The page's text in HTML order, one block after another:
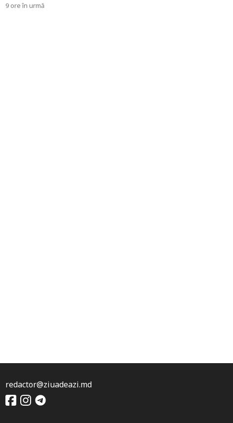
9 ore în urmă
redactor@ziuadeazi.md